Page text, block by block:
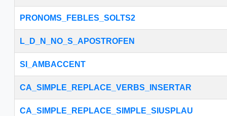
PRONOMS_FEBLES_SOLTS2
L_D_N_NO_S_APOSTROFEN
SI_AMBACCENT
CA_SIMPLE_REPLACE_VERBS_INSERTAR
CA_SIMPLE_REPLACE_SIMPLE_SIUSPLAU